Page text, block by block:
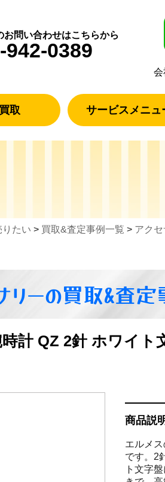
お問い合わせはこちらから
942-0389
会
取 サービスメニュ
りたい > 買取&査定事例一覧 > アク
リーの買取&査定
計 QZ 2針 ホワイト
商品説
エルメ
です。2
ト文字